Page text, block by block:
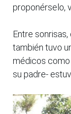
proponérselo,
Entre
también tuvo
médicos
su padre-